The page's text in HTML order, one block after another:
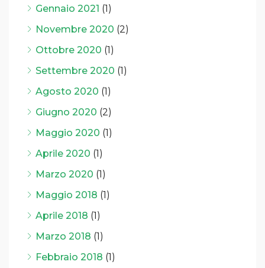
Gennaio 2021 (1)
Novembre 2020 (2)
Ottobre 2020 (1)
Settembre 2020 (1)
Agosto 2020 (1)
Giugno 2020 (2)
Maggio 2020 (1)
Aprile 2020 (1)
Marzo 2020 (1)
Maggio 2018 (1)
Aprile 2018 (1)
Marzo 2018 (1)
Febbraio 2018 (1)